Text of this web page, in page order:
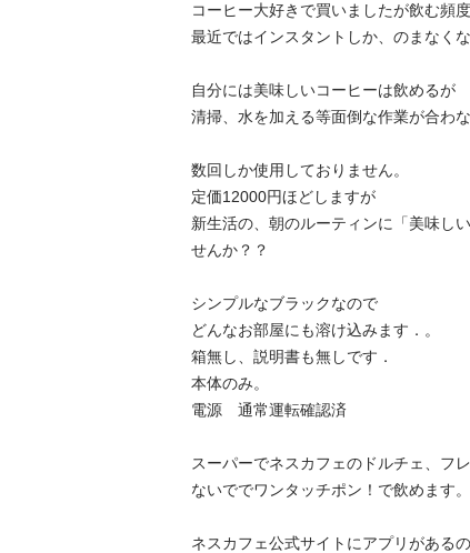
コーヒー大好きで買いましたが飲む頻度
最近ではインスタントしか、のまなくな
自分には美味しいコーヒーは飲めるが
清掃、水を加える等面倒な作業が合わ
数回しか使用しておりません。
定価12000円ほどしますが
新生活の、朝のルーティンに「美味し
せんか？？
シンプルなブラックなので
どんなお部屋にも溶け込みます．。
箱無し、説明書も無しです．
本体のみ。
電源　通常運転確認済
スーパーでネスカフェのドルチェ、フ
ないででワンタッチポン！で飲めます。
ネスカフェ公式サイトにアプリがある